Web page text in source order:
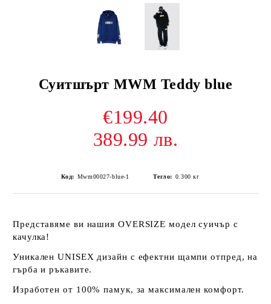
Суитшърт MWM Teddy blue
€199.40
389.99 лв.
Код: Mwm00027-blue-1 Тегло: 0.300 кг
Представяме ви нашия OVERSIZE модел суичър с
качулка!
УникаленUNISEX дизайн с ефектни щампи отпред, на
гърба и ръкавите.
Изработен от 100% памук, за максимален комфорт.